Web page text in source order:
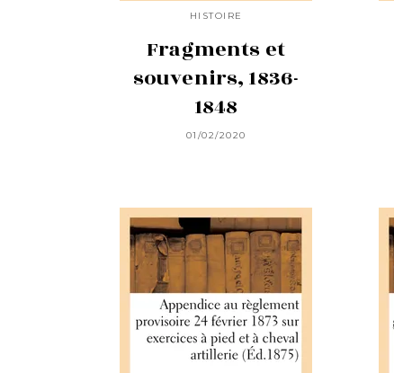
HISTOIRE
Fragments et
souvenirs, 1836-
1848
01/02/2020